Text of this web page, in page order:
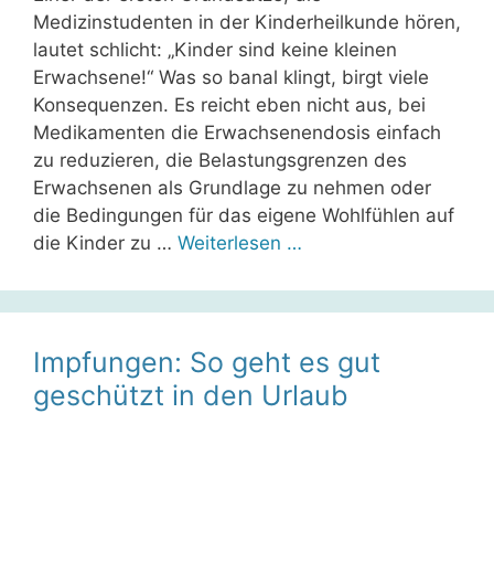
Medizinstudenten in der Kinderheilkunde hören,
lautet schlicht: „Kinder sind keine kleinen
Erwachsene!“ Was so banal klingt, birgt viele
Konsequenzen. Es reicht eben nicht aus, bei
Medikamenten die Erwachsenendosis einfach
zu reduzieren, die Belastungsgrenzen des
Erwachsenen als Grundlage zu nehmen oder
die Bedingungen für das eigene Wohlfühlen auf
die Kinder zu … Weiterlesen …
Impfungen: So geht es gut
geschützt in den Urlaub